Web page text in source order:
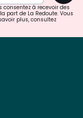
consentez à recevoir des
part de La Redoute. Vous
plus, consultez